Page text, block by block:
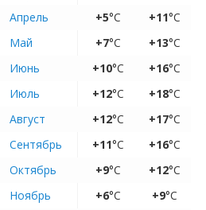
Апрель
+5°C +11°C
Май
+7°C +13°C
Июнь
+10°C +16°C
Июль
+12°C +18°C
Август
+12°C +17°C
Сентябрь
+11°C +16°C
Октябрь
+9°C +12°C
Ноябрь
+6°C +9°C